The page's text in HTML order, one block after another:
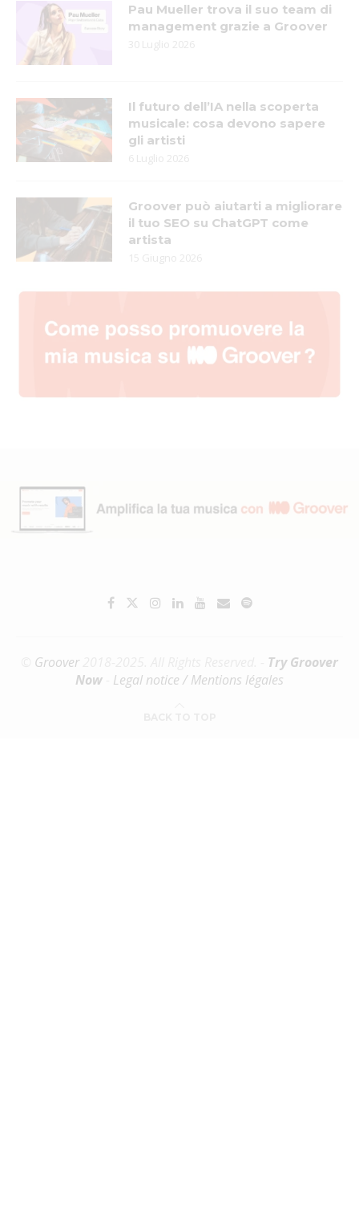
Pau Mueller trova il suo team di
management grazie a Groover
30 Luglio 2026
Il futuro dell’IA nella scoperta
musicale: cosa devono sapere
gli artisti
6 Luglio 2026
Groover può aiutarti a migliorare
il tuo SEO su ChatGPT come
artista
15 Giugno 2026
Groover2018-2025. All Rights Reserved. - Try Groover
Now
Legal notice / Mentions légales